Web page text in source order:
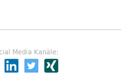
Media Kanäle: